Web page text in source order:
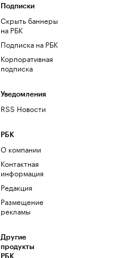
Подписки
Скрыть баннеры
на РБК
Подписка на РБК
Корпоративная
подписка
Уведомления
RSS Новости
РБК
О компании
Контактная
информация
Редакция
Размещение
рекламы
Другие
продукты
РБК